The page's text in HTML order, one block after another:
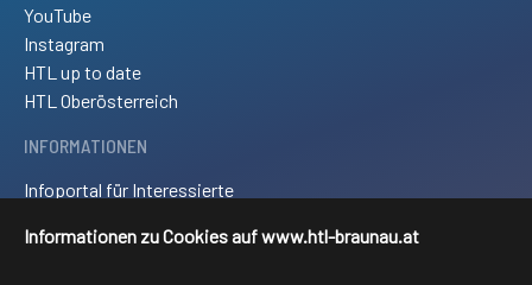
Informationen zu Cookies auf www.htl-braunau.at
YouTube
Instagram
HTL up to date
HTL Oberösterreich
INFORMATIONEN
Infoportal für Interessierte
Downloads